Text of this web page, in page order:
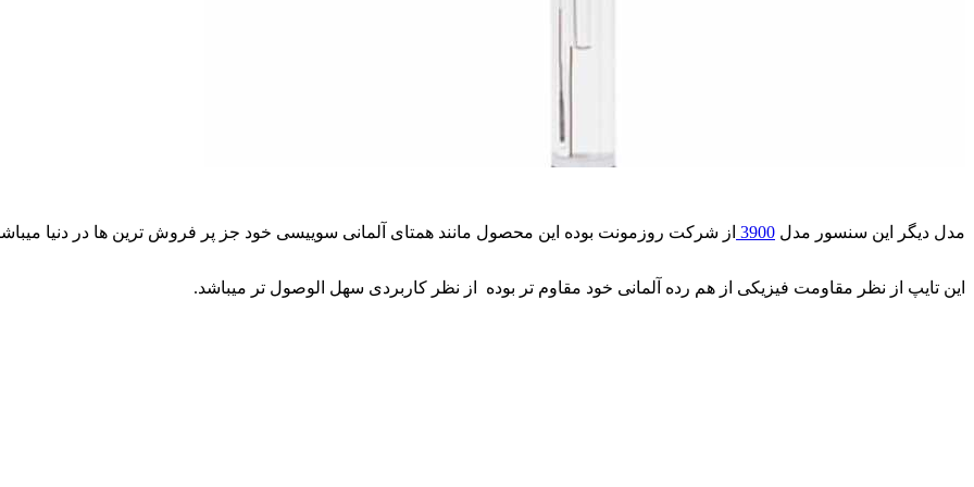
مدل دیگر این سنسور مدل 3900 از شرکت روزمونت بوده این محصول مانند همتای آلمانی سوییسی خود جز پر فروش ترین ها در دنیا
این تایپ از نظر مقاومت فیزیکی از هم رده آلمانی خود مقاوم تر بوده از نظر کاربردی سهل الوصول تر میباشد.